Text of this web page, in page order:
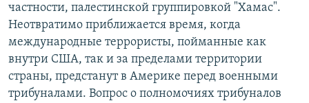
Все сайты РСЕ/РС
частности, палестинской группировкой "Хамас".
Неотвратимо приближается время, когда
международные террористы, пойманные как
внутри США, так и за пределами территории
страны, предстанут в Америке перед военными
трибуналами. Вопрос о полномочиях трибуналов